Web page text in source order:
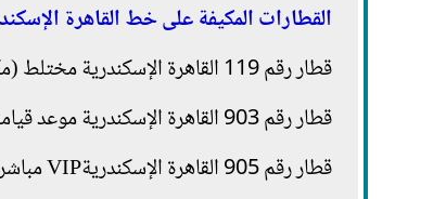
القطارات المكيفة على خط القاهرة
قطار رقم 119 القاهرة الإسكندرية مختلط (مكيف - مميز) موعد قيامه الساعة 5.00 صباحا.
قطار رقم 903 القاهرة الإسكندرية موعد قيامه الساعة 6.00 صباحا.
قطار رقم 905 القاهرة الإسكندريةVIP مباشر موعد قيامه الساعة 8.00 صباحا.